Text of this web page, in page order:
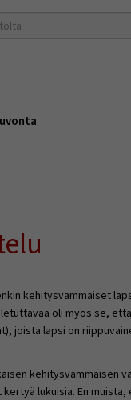
kehitysvammaiset
oli myös se,
joista lapsi on
kehitysvammaisen
lukuisia. En muista,